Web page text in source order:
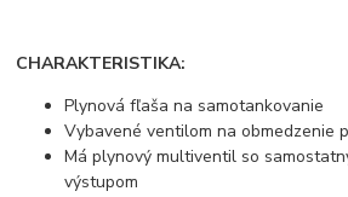
CHARAKTERISTIKA:
Plynová fľaša na samotankovanie
Vybavené ventilom na obmedzenie
Má plynový multiventil so
výstupom